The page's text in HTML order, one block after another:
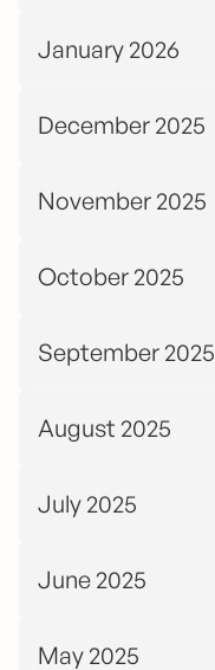
January 2026
December 2025
November 2025
October 2025
September 2025
August 2025
July 2025
June 2025
May 2025